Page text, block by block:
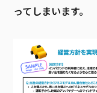
ってしまいます。